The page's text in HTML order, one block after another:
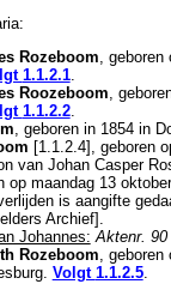
Rozeboom, geboren
1.1.2.1.
Roozeboom,
1.1.2.2.
, geboren in 1854 in
[1.1.2.4], geboren
van Johan Casper
op maandag 13
is aangifte
Archief].
Johannes: Aktenr. 90
Rozeboom, geboren
. Volgt 1.1.2.5.